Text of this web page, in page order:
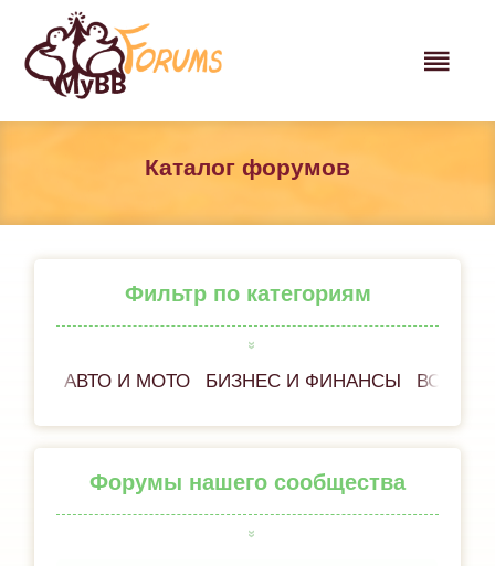
Каталог форумов
Фильтр по категориям
АВТО И МОТО БИЗНЕС И ФИНАНСЫ ВСЁ
Форумы нашего сообщества